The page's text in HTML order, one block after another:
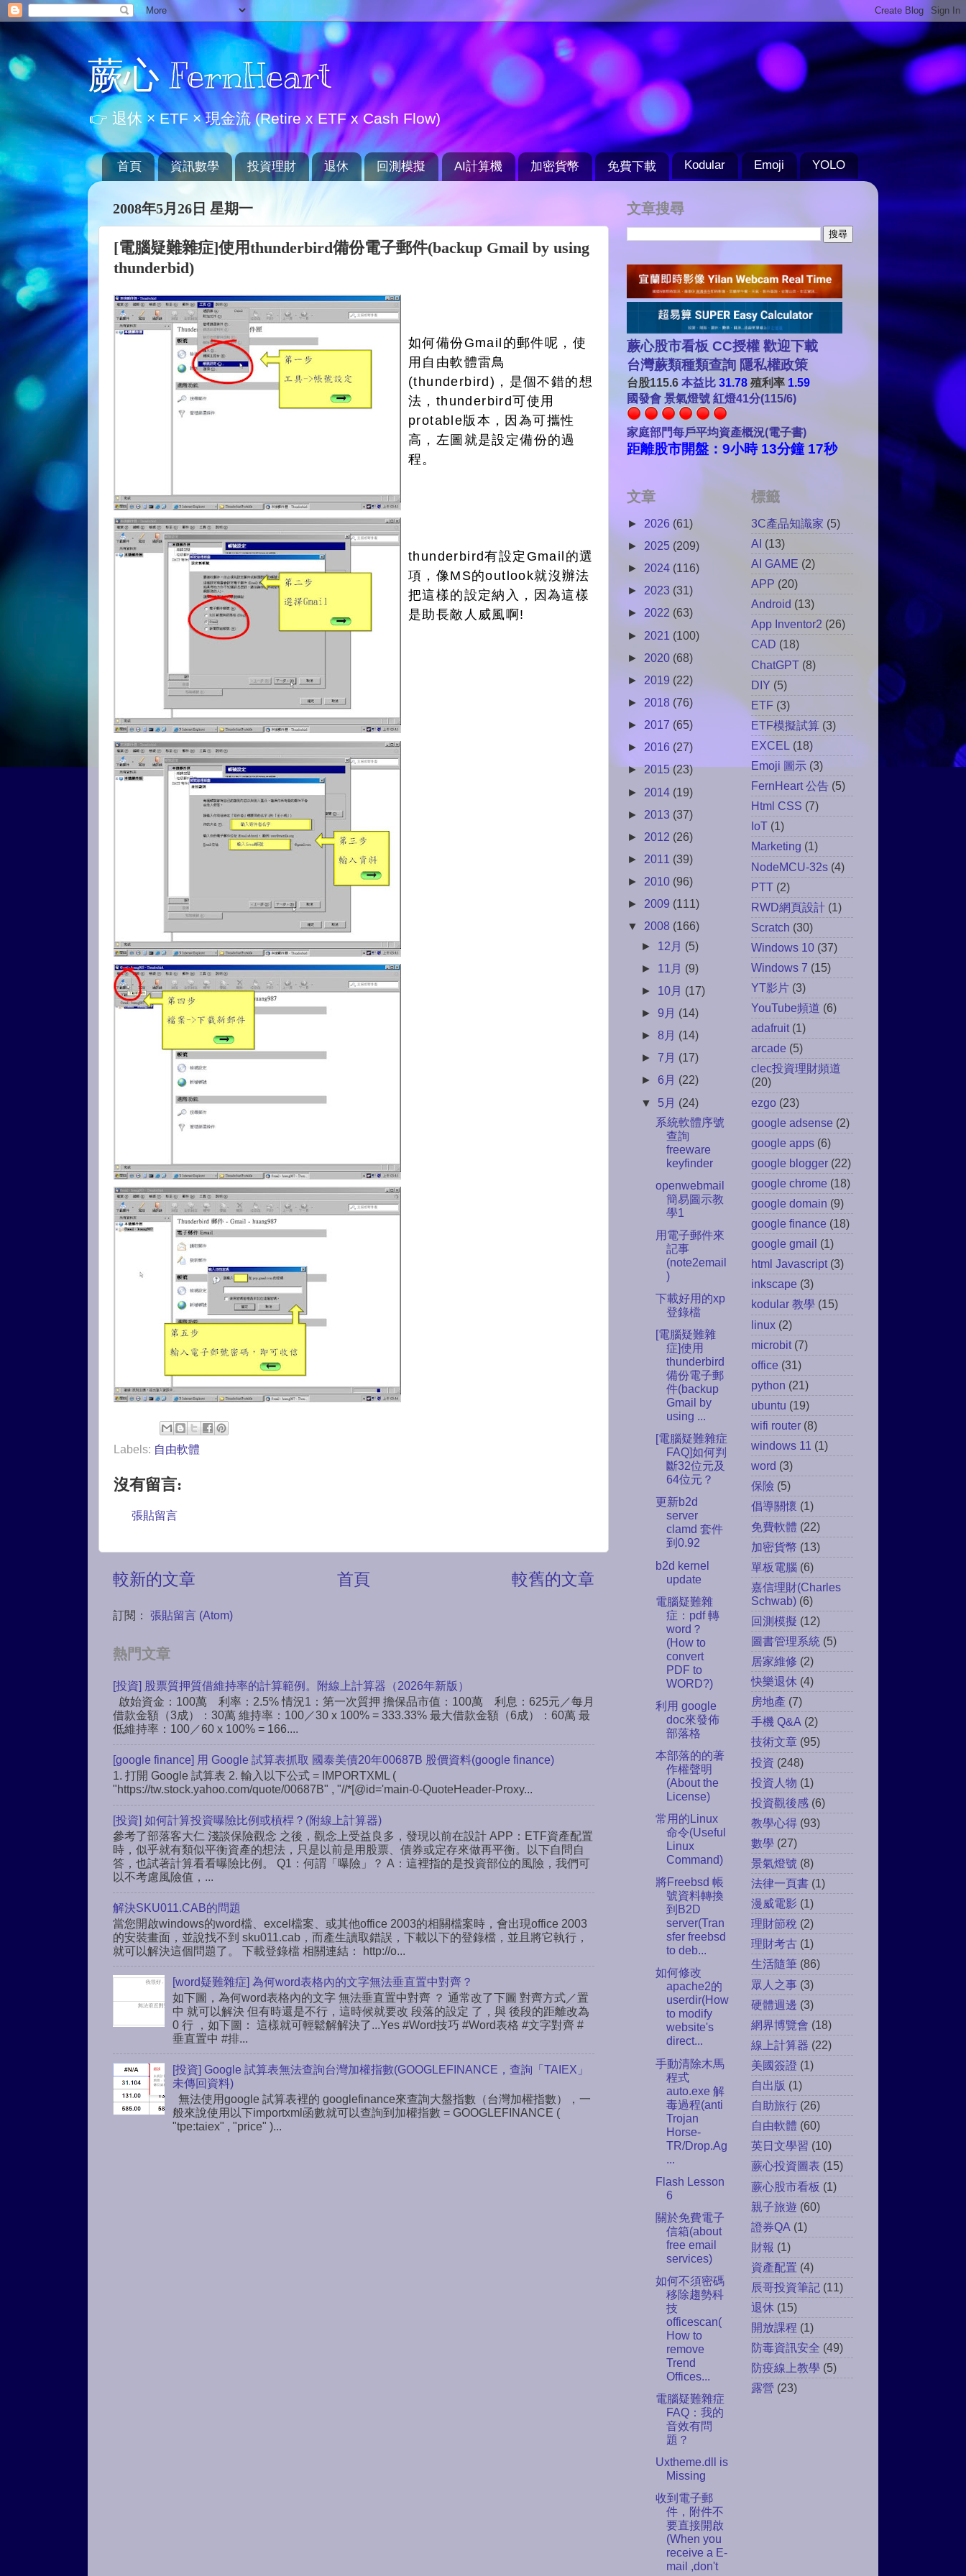
蕨心 FernHeart
👉 退休 × ETF × 現金流 (Retire x ETF x Cash Flow)
首頁 資訊數學 投資理財 退休 回測模擬 AI計算機 加密貨幣 免費下載 Kodular Emoji YOLO
2008年5月26日 星期一
[電腦疑難雜症]使用thunderbird備份電子郵件(backup Gmail by using
thunderbid)
如何備份Gmail的郵件呢，使
用自由軟體雷鳥
(thunderbird)，是個不錯的想
法，thunderbird可使用
protable版本，因為可攜性
高，左圖就是設定備份的過
程。
thunderbird有設定Gmail的選
項，像MS的outlook就沒辦法
把這樣的設定納入，因為這樣
是助長敵人威風啊!
Labels: 自由軟體
沒有留言:
張貼留言
較新的文章 較舊的文章
首頁
訂閱： 張貼留言 (Atom)
熱門文章
[投資] 股票質押質借維持率的計算範例。附線上計算器（2026年新版）
啟始資金：100萬 利率：2.5% 情況1：第一次質押 擔保品市值：100萬 利息：625元／每月
借款金額（3成）：30萬 維持率：100／30 x 100% = 333.33% 最大借款金額（6成）：60萬 最
低維持率：100／60 x 100% = 166....
[google finance] 用 Google 試算表抓取 國泰美債20年00687B 股價資料(google finance)
1. 打開 Google 試算表 2. 輸入以下公式 = IMPORTXML (
"https://tw.stock.yahoo.com/quote/00687B" , "//*[@id='main-0-QuoteHeader-Proxy...
[投資] 如何計算投資曝險比例或槓桿？(附線上計算器)
參考了部落客大仁 淺談保險觀念 之後，觀念上受益良多，發現以前在設計 APP：ETF資產配置
時，似乎就有類似平衡資產的想法，只是以前是用股票、債券或定存來做再平衡。以下自問自
答，也試著計算看看曝險比例。 Q1：何謂「曝險」？ A：這裡指的是投資部位的風險，我們可
以不考慮風險值，...
解決SKU011.CAB的問題
當您開啟windows的word檔、excel檔案、或其他office 2003的相關檔案時，會出現office 2003
的安裝畫面，並說找不到 sku011.cab，而產生讀取錯誤，下載以下的登錄檔，並且將它執行，
就可以解決這個問題了。 下載登錄檔 相關連結： http://o...
[word疑難雜症] 為何word表格內的文字無法垂直置中對齊？
如下圖，為何word表格內的文字 無法垂直置中對齊 ？ 通常改了下圖 對齊方式／置
中 就可以解決 但有時還是不行，這時候就要改 段落的設定 了，與 後段的距離改為
0 行 ，如下圖： 這樣就可輕鬆解解決了...Yes #Word技巧 #Word表格 #文字對齊 #
垂直置中 #排...
[投資] Google 試算表無法查詢台灣加權指數(GOOGLEFINANCE，查詢「TAIEX」
未傳回資料)
無法使用google 試算表裡的 googlefinance來查詢大盤指數（台灣加權指數），一
般來說使用以下importxml函數就可以查詢到加權指數 = GOOGLEFINANCE (
"tpe:taiex" , "price" )...
文章搜尋
蕨心股市看板 CC授權 歡迎下載
台灣蕨類種類查詢 隱私權政策
台股115.6 本益比 31.78 殖利率 1.59
國發會 景氣燈號 紅燈41分(115/6)
家庭部門每戶平均資產概況(電子書)
距離股市開盤：9小時 13分鐘 16秒
文章
► 2026 (61)
► 2025 (209)
► 2024 (116)
► 2023 (31)
► 2022 (63)
► 2021 (100)
► 2020 (68)
► 2019 (22)
► 2018 (76)
► 2017 (65)
► 2016 (27)
►2015(23)
► 2014 (19)
► 2013 (37)
► 2012 (26)
► 2011 (39)
► 2010 (96)
► 2009 (111)
▼ 2008 (166)
► 12月 (5)
► 11月 (9)
► 10月 (17)
►9月 (14)
►8月 (14)
► 7月 (17)
► 6月 (22)
▼ 5月 (24)
系統軟體序號
查詢
freeware
keyfinder
openwebmail
簡易圖示教
學1
用電子郵件來
記事
(note2email
)
下載好用的xp
登錄檔
[電腦疑難雜
症]使用
thunderbird
備份電子郵
件(backup
Gmail by
using ...
[電腦疑難雜症
FAQ]如何判
斷32位元及
64位元？
更新b2d
server
clamd 套件
到0.92
b2d kernel
update
電腦疑難雜
症：pdf 轉
word？
(How to
convert
PDF to
WORD?)
利用 google
doc來發佈
部落格
本部落的的著
作權聲明
(About the
License)
常用的Linux
命令(Useful
Linux
Command)
將Freebsd 帳
號資料轉換
到B2D
server(Tran
sfer freebsd
to deb...
如何修改
apache2的
userdir(How
to modify
website's
direct...
手動清除木馬
程式
auto.exe 解
毒過程(anti
Trojan
Horse-
TR/Drop.Ag
Flash Lesson
6
關於免費電子
信箱(about
free email
services)
如何不須密碼
移除趨勢科
技
officescan(
How to
remove
Trend
Offices...
電腦疑難雜症
FAQ：我的
音效有問
題？
Uxtheme.dll is
Missing
收到電子郵
件，附件不
要直接開啟
(When you
receive a E-
mail ,don't
標籤
3C產品知識家 (5)
AI (13)
AI GAME (2)
APP (20)
Android (13)
App Inventor2 (26)
CAD (18)
ChatGPT (8)
DIY (5)
ETF (3)
ETF模擬試算 (3)
EXCEL (18)
Emoji 圖示 (3)
FernHeart 公告 (5)
Html CSS (7)
IoT (1)
Marketing (1)
NodeMCU-32s (4)
PTT (2)
RWD網頁設計 (1)
Scratch (30)
Windows 10 (37)
Windows 7 (15)
YT影片 (3)
YouTube頻道 (6)
adafruit (1)
arcade (5)
clec投資理財頻道
(20)
ezgo (23)
google adsense (2)
google apps (6)
google blogger (22)
google chrome (18)
google domain (9)
google finance (18)
google gmail (1)
html Javascript (3)
inkscape (3)
kodular 教學 (15)
linux (2)
microbit (7)
office (31)
python (21)
ubuntu (19)
wifi router (8)
windows 11 (1)
word (3)
保險 (5)
倡導關懷 (1)
免費軟體 (22)
加密貨幣 (13)
單板電腦 (6)
嘉信理財(Charles
Schwab) (6)
回測模擬 (12)
圖書管理系統 (5)
居家維修 (2)
快樂退休 (4)
房地產 (7)
手機 Q&A (2)
技術文章 (95)
投資 (248)
投資人物 (1)
投資觀後感 (6)
教學心得 (93)
數學 (27)
景氣燈號 (8)
法律一頁書 (1)
漫威電影 (1)
理財節稅 (2)
理財考古 (1)
生活隨筆 (86)
眾人之事 (3)
硬體週邊 (3)
網界博覽會 (18)
線上計算器 (22)
美國簽證 (1)
自出版 (1)
自助旅行 (26)
自由軟體 (60)
英日文學習 (10)
蕨心投資圖表 (15)
蕨心股市看板 (1)
親子旅遊 (60)
證券QA (1)
財報 (1)
資產配置 (4)
辰哥投資筆記 (11)
退休 (15)
開放課程 (1)
防毒資訊安全 (49)
防疫線上教學 (5)
露營 (23)